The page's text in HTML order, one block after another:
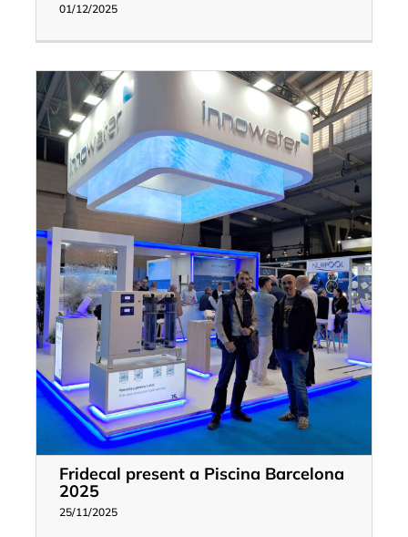
01/12/2025
Fridecal present a Piscina Barcelona
2025
25/11/2025